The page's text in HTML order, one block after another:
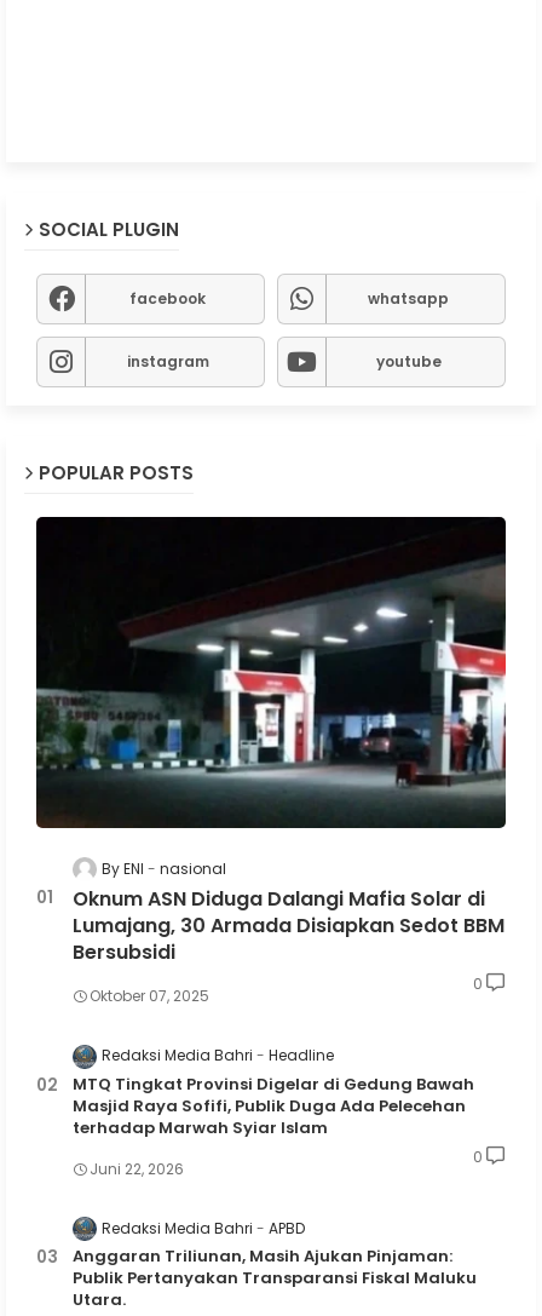
SOCIAL PLUGIN
facebook whatsapp
instagram youtube
POPULAR POSTS
By ENI nasional
Oknum ASN Diduga Dalangi Mafia Solar di
Lumajang, 30 Armada Disiapkan Sedot BBM
Bersubsidi
Oktober 07, 2025
0
Redaksi Media Bahri Headline
MTQ Tingkat Provinsi Digelar di Gedung Bawah
Masjid Raya Sofifi, Publik Duga Ada Pelecehan
terhadap Marwah Syiar Islam
Juni 22, 2026
0
Redaksi Media Bahri APBD
Anggaran Triliunan, Masih Ajukan Pinjaman:
Publik Pertanyakan Transparansi Fiskal Maluku
Utara.